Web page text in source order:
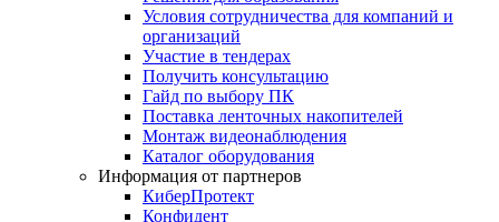
Условия сотрудничества для компаний и
организаций
Участие в тендерах
Получить консультацию
Гайд по выбору ПК
Поставка ленточных накопителей
Монтаж видеонаблюдения
Каталог оборудования
Информация от партнеров
КиберПротект
Конфидент